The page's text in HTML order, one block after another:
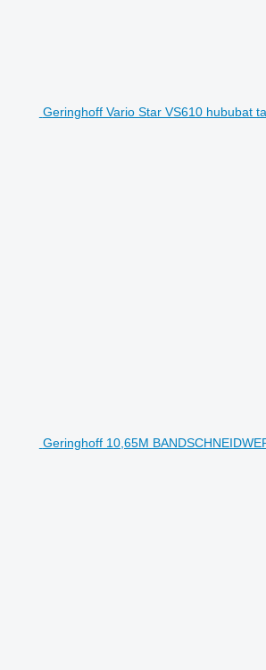
Geringhoff Vario Star VS610 hububat
Geringhoff 10,65M